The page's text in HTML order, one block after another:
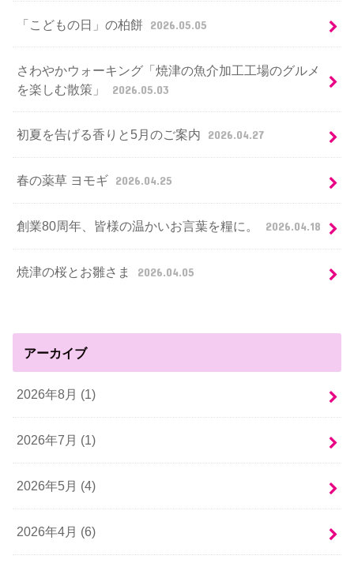
「こどもの日」の柏餅 2026.05.05
さわやかウォーキング「焼津の魚介加工工場のグルメ
を楽しむ散策」
2026.05.03
初夏を告げる香りと5月のご案内 2026.04.27
春の薬草 ヨモギ 2026.04.25
創業80周年、皆様の温かいお言葉を糧に。 2026.04.18
焼津の桜とお雛さま 2026.04.05
アーカイブ
2026年8月 (1)
2026年7月 (1)
2026年5月 (4)
2026年4月 (6)